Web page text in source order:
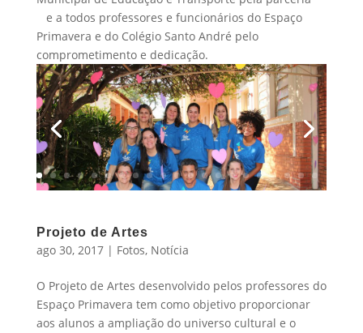
e a todos professores e funcionários do Espaço
Primavera e do Colégio Santo André pelo
comprometimento e dedicação.
Projeto de Artes
ago 30, 2017| Fotos, Notícia
O Projeto de Artes desenvolvido pelos professores do
Espaço Primavera tem como objetivo proporcionar
aos alunos a ampliação do universo cultural e o